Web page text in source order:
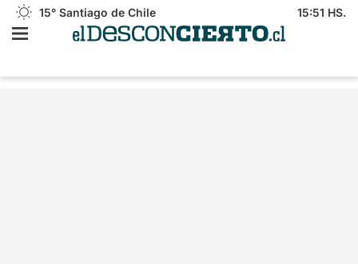
15° Santiago de Chile 15:51 HS.